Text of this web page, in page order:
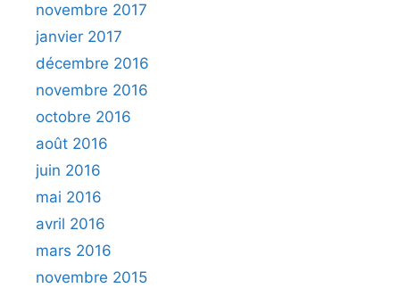
novembre 2017
janvier 2017
décembre 2016
novembre 2016
octobre 2016
août 2016
juin 2016
mai 2016
avril 2016
mars 2016
novembre 2015